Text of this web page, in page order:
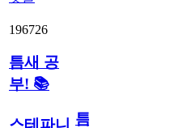
196726
틈새 공
부! 📚
스테파니 틈